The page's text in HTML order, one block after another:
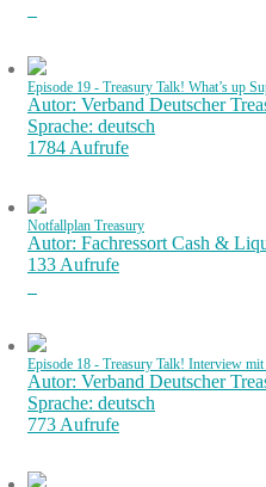
Episode 19 - Treasury Talk! What’s up
Autor: Verband Deutscher
Sprache: deutsch
1784 Aufrufe
Notfallplan Treasury
Autor: Fachressort Cash &
133 Aufrufe
Episode 18 - Treasury Talk! Interview
Autor: Verband Deutscher
Sprache: deutsch
773 Aufrufe